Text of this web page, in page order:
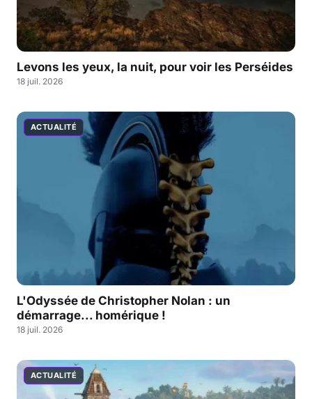
Levons les yeux, la nuit, pour voir les Perséides
18 juil. 2026
ACTUALITÉ
L'Odyssée de Christopher Nolan : un
démarrage... homérique !
18 juil. 2026
ACTUALITÉ